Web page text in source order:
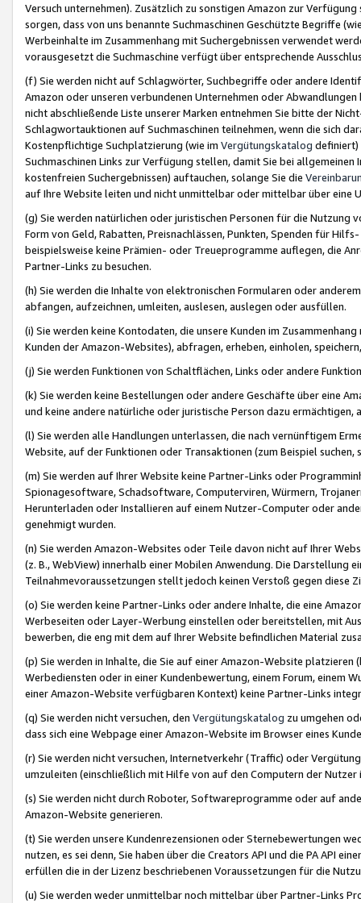
Versuch unternehmen). Zusätzlich zu sonstigen Amazon zur
sorgen, dass von uns benannte Suchmaschinen Geschützte Begriffe
Werbeinhalte im Zusammenhang mit Suchergebnissen verwendet
vorausgesetzt die Suchmaschine verfügt über entsprechende
(f) Sie werden nicht auf Schlagwörter, Suchbegriffe oder andere
Amazon oder unseren verbundenen Unternehmen oder
nicht abschließende Liste unserer Marken entnehmen Sie bitte der
Schlagwortauktionen auf Suchmaschinen teilnehmen, wenn die sich
Kostenpflichtige Suchplatzierung (wie im Vergütungskatalog definiert)
Suchmaschinen Links zur Verfügung stellen, damit Sie bei
kostenfreien Suchergebnissen) auftauchen, solange Sie die
auf Ihre Website leiten und nicht unmittelbar oder mittelbar über eine
(g) Sie werden natürlichen oder juristischen Personen für die Nutzung
Form von Geld, Rabatten, Preisnachlässen, Punkten, Spenden für
beispielsweise keine Prämien- oder Treueprogramme auflegen, die
Partner-Links zu besuchen.
(h) Sie werden die Inhalte von elektronischen Formularen oder
abfangen, aufzeichnen, umleiten, auslesen, auslegen oder ausfüllen.
(i) Sie werden keine Kontodaten, die unsere Kunden im
Kunden der Amazon-Websites), abfragen, erheben, einholen,
(j) Sie werden Funktionen von Schaltflächen, Links oder andere
(k) Sie werden keine Bestellungen oder andere Geschäfte über eine
und keine andere natürliche oder juristische Person dazu
(l) Sie werden alle Handlungen unterlassen, die nach vernünftigem
Website, auf der Funktionen oder Transaktionen (zum Beispiel
(m) Sie werden auf Ihrer Website keine Partner-Links oder
Spionagesoftware, Schadsoftware, Computerviren, Würmern,
Herunterladen oder Installieren auf einem Nutzer-Computer oder
genehmigt wurden.
(n) Sie werden Amazon-Websites oder Teile davon nicht auf Ihrer
(z. B., WebView) innerhalb einer Mobilen Anwendung. Die Darstellung
Teilnahmevoraussetzungen stellt jedoch keinen Verstoß gegen diese
(o) Sie werden keine Partner-Links oder andere Inhalte, die eine
Werbeseiten oder Layer-Werbung einstellen oder bereitstellen, mit
bewerben, die eng mit dem auf Ihrer Website befindlichen Material
(p) Sie werden in Inhalte, die Sie auf einer Amazon-Website
Werbediensten oder in einer Kundenbewertung, einem Forum, einem
einer Amazon-Website verfügbaren Kontext) keine Partner-Links
(q) Sie werden nicht versuchen, den Vergütungskatalog zu umgehen
dass sich eine Webpage einer Amazon-Website im Browser eines
(r) Sie werden nicht versuchen, Internetverkehr (Traffic) oder
umzuleiten (einschließlich mit Hilfe von auf den Computern der
(s) Sie werden nicht durch Roboter, Softwareprogramme oder auf
Amazon-Website generieren.
(t) Sie werden unsere Kundenrezensionen oder Sternebewertungen
nutzen, es sei denn, Sie haben über die Creators API und die PA API
erfüllen die in der Lizenz beschriebenen Voraussetzungen für die
(u) Sie werden weder unmittelbar noch mittelbar über Partner-Links